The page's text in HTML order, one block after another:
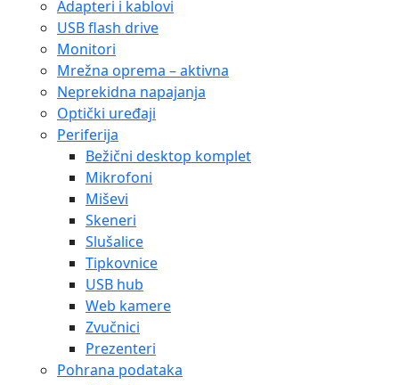
Adapteri i kablovi
USB flash drive
Monitori
Mrežna oprema – aktivna
Neprekidna napajanja
Optički uređaji
Periferija
Bežični desktop komplet
Mikrofoni
Miševi
Skeneri
Slušalice
Tipkovnice
USB hub
Web kamere
Zvučnici
Prezenteri
Pohrana podataka